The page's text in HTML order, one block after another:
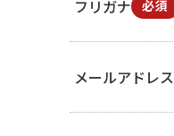
フリガナ 必須
メールアドレス